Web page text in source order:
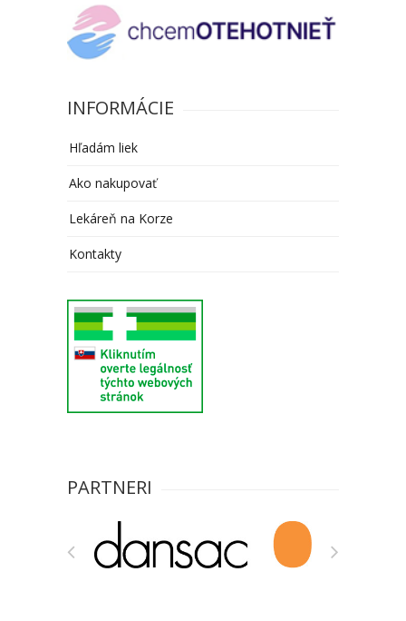
INFORMÁCIE
Hľadám liek
Ako nakupovať
Lekáreň na Korze
Kontakty
PARTNERI